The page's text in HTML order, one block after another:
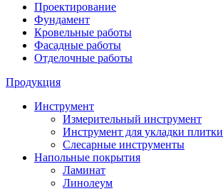
Проектирование
Фундамент
Кровельные работы
Фасадные работы
Отделочные работы
Продукция
Инструмент
Измерительный инструмент
Инструмент для укладки плитки
Слесарные инструменты
Напольные покрытия
Ламинат
Линолеум